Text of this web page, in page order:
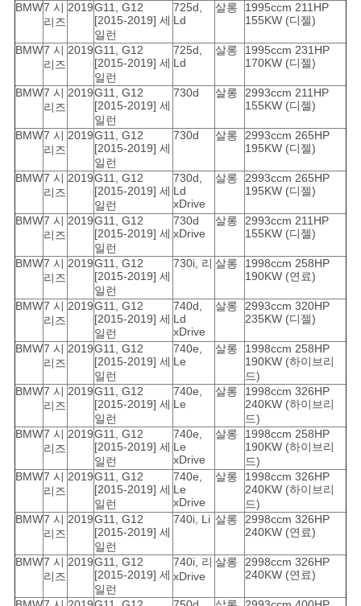
BMW7 시
리즈
2019G11, G12
[2015-2019] 세
일런
725d,
Ld
살롱
1995ccm 211HP
155KW (디젤)
BMW7 시
리즈
2019G11, G12
[2015-2019] 세
일런
725d,
Ld
살롱
1995ccm 231HP
170KW (디젤)
BMW7 시
리즈
2019G11, G12
[2015-2019] 세
일런
730d 살롱
2993ccm 211HP
155KW (디젤)
BMW7 시
리즈
2019G11, G12
[2015-2019] 세
일런
730d 살롱
2993ccm 265HP
195KW (디젤)
BMW7 시
리즈
2019G11, G12
[2015-2019] 세
일런
730d,
Ld
xDrive
살롱
2993ccm 265HP
195KW (디젤)
BMW7 시
리즈
2019G11, G12
[2015-2019] 세
일런
730d
xDrive
살롱
2993ccm 211HP
155KW (디젤)
BMW7 시
리즈
2019G11, G12
[2015-2019] 세
일런
730i, 리 살롱
1998ccm 258HP
190KW (연료)
BMW7 시
리즈
2019G11, G12
[2015-2019] 세
일런
740d,
Ld
xDrive
살롱
2993ccm 320HP
235KW (디젤)
BMW7 시
리즈
2019G11, G12
[2015-2019] 세
일런
740e,
Le
살롱
1998ccm 258HP
190KW (하이브리
드)
BMW7 시
리즈
2019G11, G12
[2015-2019] 세
일런
740e,
Le
살롱
1998ccm 326HP
240KW (하이브리
드)
BMW7 시
리즈
2019G11, G12
[2015-2019] 세
일런
740e,
Le
xDrive
살롱
1998ccm 258HP
190KW (하이브리
드)
BMW7 시
리즈
2019G11, G12
[2015-2019] 세
일런
740e,
Le
xDrive
살롱
1998ccm 326HP
240KW (하이브리
드)
BMW7 시
리즈
2019G11, G12
[2015-2019] 세
일런
740i, Li 살롱
2998ccm 326HP
240KW (연료)
BMW7 시
리즈
2019G11, G12
[2015-2019] 세
일런
740i, 리
xDrive
살롱
2998ccm 326HP
240KW (연료)